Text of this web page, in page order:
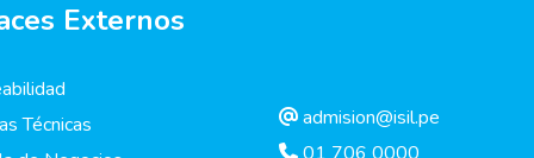
Externos
Técnicas
admision@isil.pe
01 706 0000